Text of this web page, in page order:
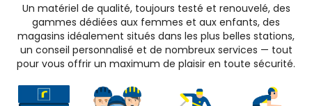
Un matériel de qualité, toujours testé et renouvelé, des
gammes dédiées aux femmes et aux enfants, des
magasins idéalement situés dans les plus belles stations,
un conseil personnalisé et de nombreux services — tout
pour vous offrir un maximum de plaisir en toute sécurité.